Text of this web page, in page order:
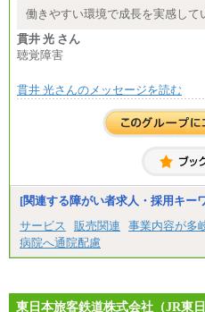
※詳細はJTBキャリ
総合職 月給
整給
※詳細はJTBキャリ
■(株)JTBコミュニ
総合職 月給
みなし残業手当
残業手当の残業時
間に応じて、時間
■（株）JTBグロー
働きやすい環境で成長を実感して
貫井 光 さん
聴覚障害
貫井 光さんのメッセージを読む
[関連する障がい者求人・採用キー
サービス
販売関連 事業内容が多
病院へ通院配慮
東日本旅客鉄道株式会社（JR東日